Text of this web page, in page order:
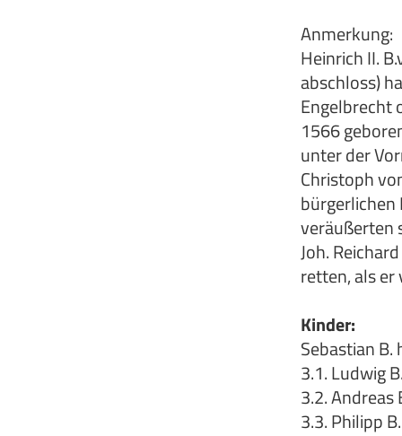
Anmerkung:
Heinrich II.
abschloss)
Engelbrecht
1566
unter der
Christoph
bürgerlichen
veräußerten
Joh.
retten, als
Kinder:
Sebastian
3.1. Ludwig
3.2.
3.3. Philipp